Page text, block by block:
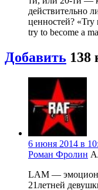
действительно
ценностей? «Try
try to become a
Добавить 138
6 июня 2014 в
Роман Фролин
LAM —
21летней